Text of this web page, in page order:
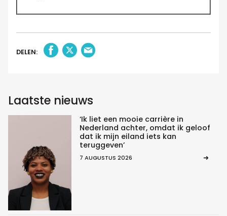
DELEN:
Laatste nieuws
‘Ik liet een mooie carrière in
Nederland achter, omdat ik geloof
dat ik mijn eiland iets kan
teruggeven’
7 AUGUSTUS 2026